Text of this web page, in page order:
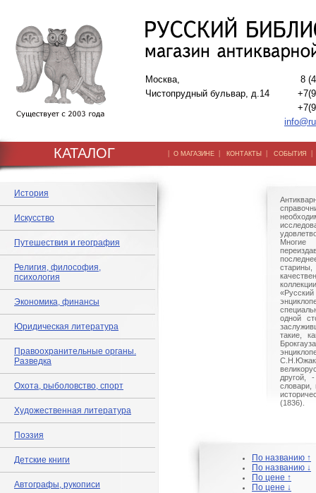
Москва,
Чистопрудный бульвар, д.14
8
КАТАЛОГ | О МАГАЗИНЕ | КОНТАКТЫ | СОБЫТИЯ
История
Искусство
Путешествия и география
Религия, философия,
психология
Экономика, финансы
Юридическая литература
Правоохранительные органы.
Разведка
Охота, рыболовство, спорт
Художественная литература
Поэзия
Детские книги
Автографы, рукописи
одной
такие,
другой,
словари,
(1836).
По названию ↑
По названию ↓
По цене ↑
По цене ↓